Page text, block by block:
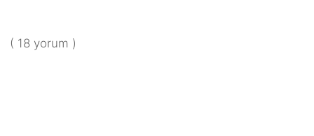
( 18 yorum )